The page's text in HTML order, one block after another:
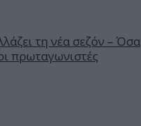
τη νέα σεζόν – Όσα
πρωταγωνιστές